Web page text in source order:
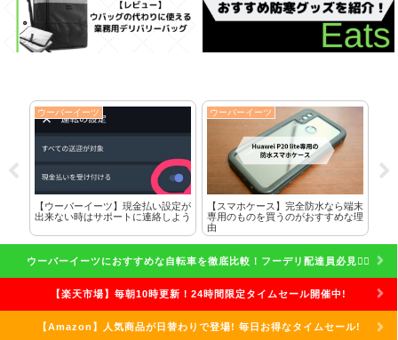
ウーバーイーツ
【ウーバーイーツ】現金払い設定が
出来ない時はサポートに連絡しよう
ウーバーイーツ
【スマホケース】完全防水なら端末
専用のものを買うのがおすすめな理
由
ウーバーイーツにおすすめな自転車を徹底比較！フーデリ配達員必見🚴‍♀️
【楽天市場】毎朝10時更新！24時間限定タイムセール開催中!
【Amazon】人気商品が日替わりで登場! 毎日お得なタイムセール!